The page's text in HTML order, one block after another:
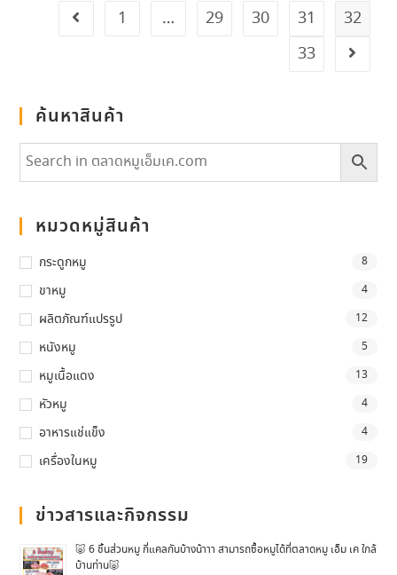
1 … 29 30 31
32
33
ค้นหาสินค้า
หมวดหมู่สินค้า
กระดูกหมู 8
ขาหมู 4
ผลิตภัณฑ์แปรรูป 12
หนังหมู 5
หมูเนื้อแดง 13
หัวหมู 4
อาหารแช่แข็ง 4
เครื่องในหมู 19
ข่าวสารและกิจกรรม
🐷 6 ชิ้นส่วนหมู กี่แคลกันบ้างน้าาา สามารถซื้อหมูได้ที่ตลาดหมู เอ็ม เค ใกล้
บ้านท่าน🐷